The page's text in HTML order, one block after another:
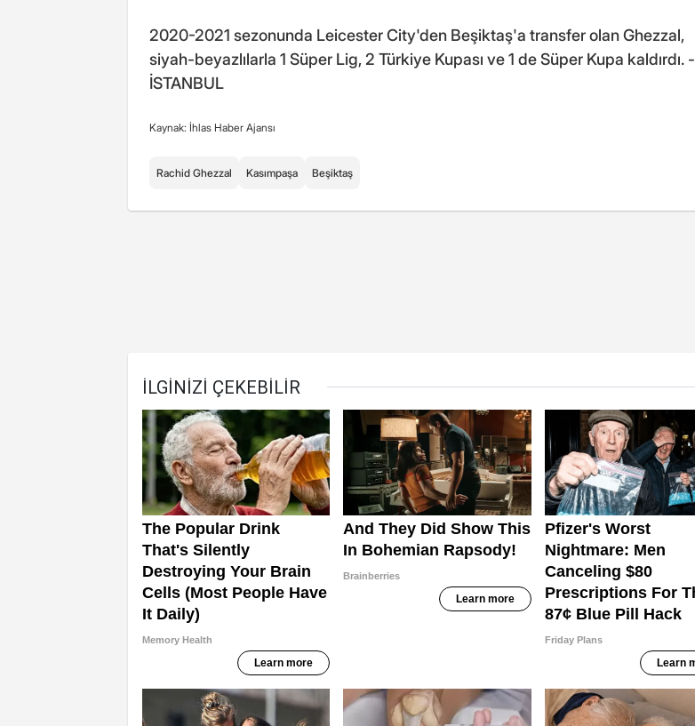
2020-2021 sezonunda Leicester City'den Beşiktaş'a transfer olan Ghezzal,
siyah-beyazlılarla 1 Süper Lig, 2 Türkiye Kupası ve 1 de Süper Kupa kaldırdı. -
İSTANBUL
Kaynak: İhlas Haber Ajansı
Rachid Ghezzal Kasımpaşa Beşiktaş